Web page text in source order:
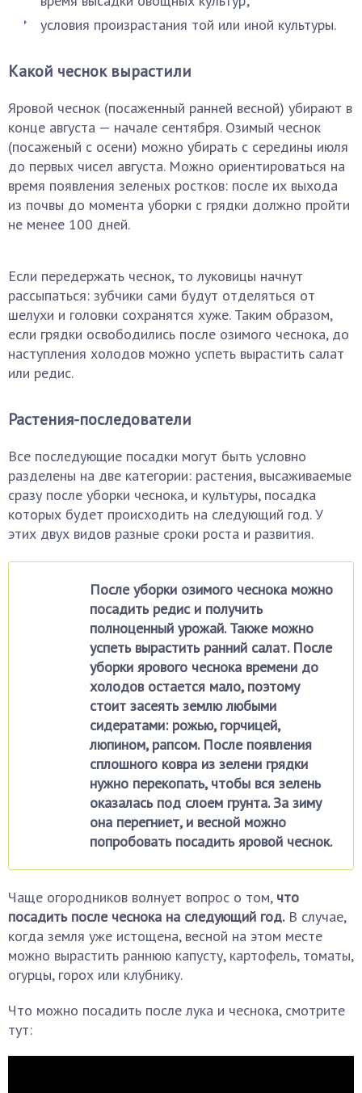
условия произрастания той или иной культуры.
Какой чеснок вырастили
Яровой чеснок (посаженный ранней весной) убирают в
конце августа — начале сентября. Озимый чеснок
(посаженый с осени) можно убирать с середины июля
до первых чисел августа. Можно ориентироваться на
время появления зеленых ростков: после их выхода
из почвы до момента уборки с грядки должно пройти
не менее 100 дней.
Если передержать чеснок, то луковицы начнут
рассыпаться: зубчики сами будут отделяться от
шелухи и головки сохранятся хуже. Таким образом,
если грядки освободились после озимого чеснока, до
наступления холодов можно успеть вырастить салат
или редис.
Растения-последователи
Все последующие посадки могут быть условно
разделены на две категории: растения, высаживаемые
сразу после уборки чеснока, и культуры, посадка
которых будет происходить на следующий год. У
этих двух видов разные сроки роста и развития.
После уборки озимого чеснока можно
посадить редис и получить
полноценный урожай. Также можно
успеть вырастить ранний салат. После
уборки ярового чеснока времени до
холодов остается мало, поэтому
стоит засеять землю любыми
сидератами: рожью, горчицей,
люпином, рапсом. После появления
сплошного ковра из зелени грядки
нужно перекопать, чтобы вся зелень
оказалась под слоем грунта. За зиму
она перегниет, и весной можно
попробовать посадить яровой чеснок.
Чаще огородников волнует вопрос о том, что
посадить после чеснока на следующий год.В случае,
когда земля уже истощена, весной на этом месте
можно вырастить раннюю капусту, картофель, томаты,
огурцы, горох или клубнику.
Что можно посадить после лука и чеснока, смотрите
тут: